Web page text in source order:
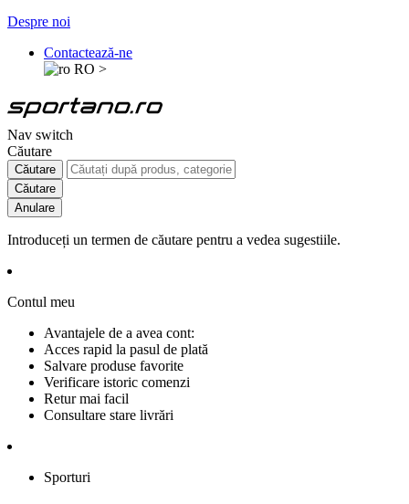
Despre noi
Contactează-ne
RO >
Nav switch
Căutare
Căutare
Căutare
Anulare
Introduceți un termen de căutare pentru a vedea sugestiile.
Contul meu
Avantajele de a avea cont:
Acces rapid la pasul de plată
Salvare produse favorite
Verificare istoric comenzi
Retur mai facil
Consultare stare livrări
Sporturi